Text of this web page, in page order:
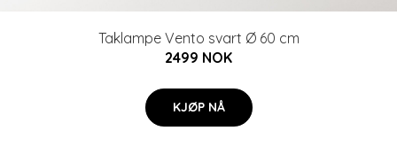
Taklampe Vento svart Ø 60 cm
2499 NOK
KJØP NÅ